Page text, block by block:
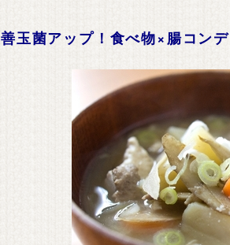
善玉菌アップ！食べ物×腸コン